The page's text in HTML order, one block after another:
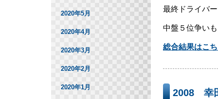
最終ドライバ
中盤５位争い
総合結果はこ
2008 幸
2020年5月
2020年4月
2020年3月
2020年2月
2020年1月